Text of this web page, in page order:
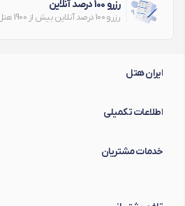
رزرو 100 درصد آنلاین
رزرو 100 درصد آنلاین بیش از 1900 هتل
ایران هتل
اطلاعات تکمیلی
خدمات مشتریان